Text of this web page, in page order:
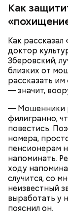
Как
Как рассказал
доктор
Зберовский,
близких от
рассказать
— значит,
— Мошенники
филигранно,
повестись.
номера,
пенсионерам
напоминать.
ходу
случится, со
неизвестный
выработать у
пояснил он.
— Мы съездили
поднялись
через сутки...
Миссюра на
window. network
Видео: пресс-
Примерно
Мутаев и его
встречу. На
свою квартиру
действиям со
окружения —
и подвергли
руководитель